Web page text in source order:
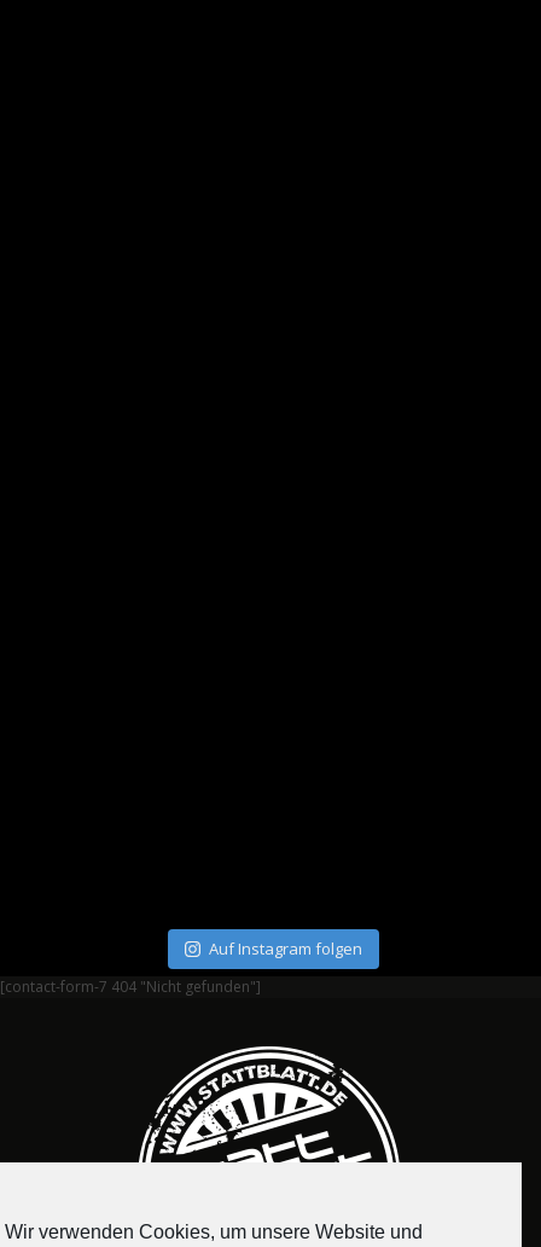
Auf Instagram folgen
[contact-form-7 404 "Nicht gefunden"]
Wir verwenden Cookies, um unsere Website und